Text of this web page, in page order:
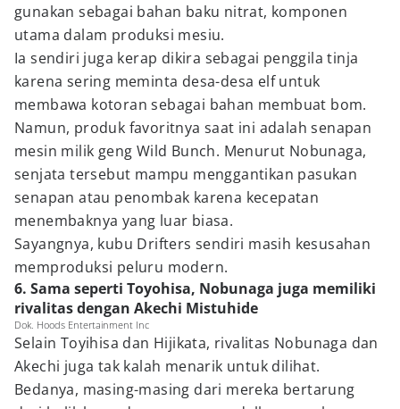
gunakan sebagai bahan baku nitrat, komponen
utama dalam produksi mesiu.
Ia sendiri juga kerap dikira sebagai penggila tinja
karena sering meminta desa-desa elf untuk
membawa kotoran sebagai bahan membuat bom.
Namun, produk favoritnya saat ini adalah senapan
mesin milik geng Wild Bunch. Menurut Nobunaga,
senjata tersebut mampu menggantikan pasukan
senapan atau penombak karena kecepatan
menembaknya yang luar biasa.
Sayangnya, kubu Drifters sendiri masih kesusahan
memproduksi peluru modern.
6. Sama seperti Toyohisa, Nobunaga juga memiliki
rivalitas dengan Akechi Mistuhide
Dok. Hoods Entertainment Inc
Selain Toyihisa dan Hijikata, rivalitas Nobunaga dan
Akechi juga tak kalah menarik untuk dilihat.
Bedanya, masing-masing dari mereka bertarung